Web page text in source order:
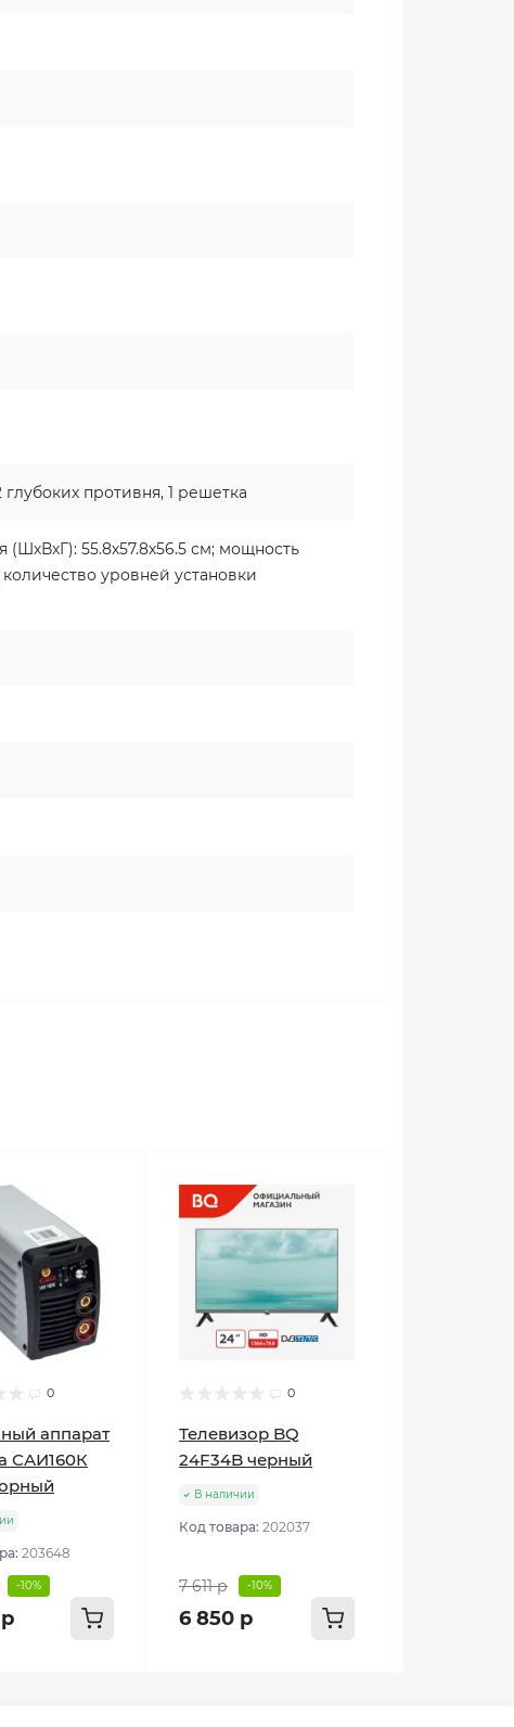
глубоких противня, 1 решетка
(ШхВхГ): 55.8х57.8х56.5 см; мощность
уровней установки
0
аппарат
САИ160К
203648
-10%
0
Телевизор BQ
24F34B черный
В наличии
Код товара: 202037
7 611 р -10%
6 850 р